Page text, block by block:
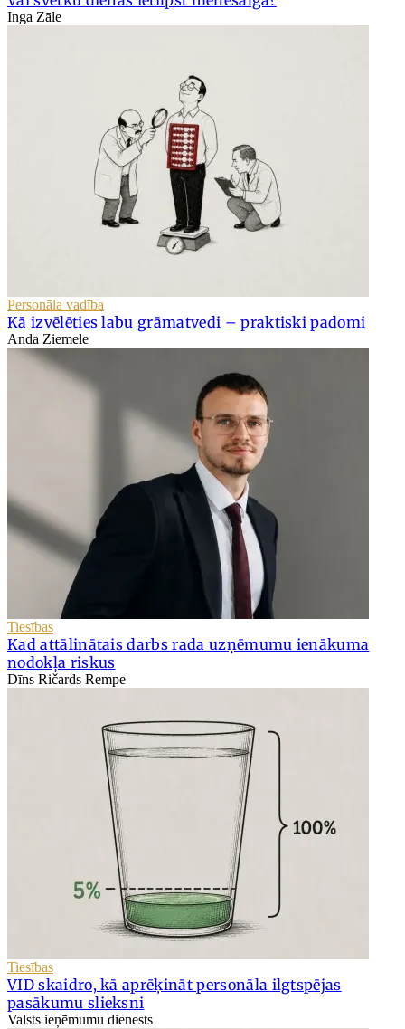
Inga Zāle
Personāla vadība
Kā izvēlēties labu grāmatvedi – praktiski padomi
Anda Ziemele
Tiesības
Kad attālinātais darbs rada uzņēmumu ienākuma
nodokļa riskus
Dīns Ričards Rempe
Tiesības
VID skaidro, kā aprēķināt personāla ilgtspējas
pasākumu slieksni
Valsts ieņēmumu dienests